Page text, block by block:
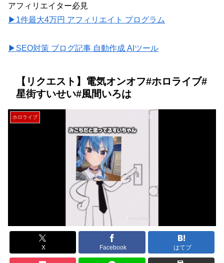
アフィリエイター必見
▶1件最大4万円 アフィリエイト プログラム
▶SEO対策 ブログ記事 自動作成 AIツール
【リクエスト】電気オンオフ#ホロライブ#
星街すいせい#風間いろは
ホロライブ
X Facebook はてブ